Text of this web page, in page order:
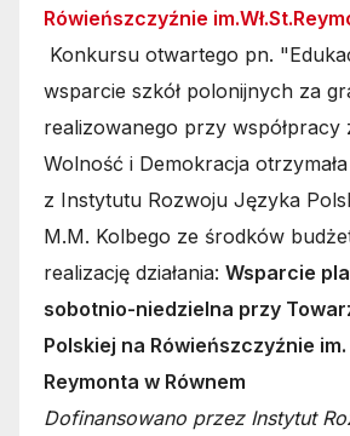
Rówieńszczyźnie
Konkursu otwartego pn.
wsparcie szkół polonijnych za
realizowanego przy współpracy
Wolność i Demokracja
z Instytutu Rozwoju Języka
M.M. Kolbego ze środków
realizację działania: Wsparcie
sobotnio-niedzielna przy
Polskiej na Rówieńszczyźnie im.
Reymonta w Równem
Dofinansowano przez Instytut